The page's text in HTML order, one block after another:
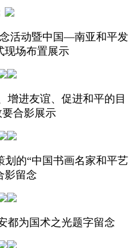
活动暨中国—南亚和平发
现场布置展示
增进友谊、促进和平的目
合影展示
的“中国书画名家和平艺
影留念
都为国术之光题字留念